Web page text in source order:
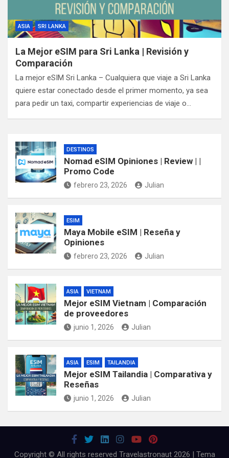
ASIA SRI LANKA
La Mejor eSIM para Sri Lanka | Revisión y
Comparación
La mejor eSIM Sri Lanka – Cualquiera que viaje a Sri Lanka
quiere estar conectado desde el primer momento, ya sea
para pedir un taxi, compartir experiencias de viaje o…
DESTINOS
Nomad eSIM Opiniones | Review | |
Promo Code
febrero 23, 2026 Julian
ESIM
Maya Mobile eSIM | Reseña y
Opiniones
febrero 23, 2026 Julian
ASIA VIETNAM
Mejor eSIM Vietnam | Comparación
de proveedores
junio 1, 2026 Julian
ASIA ESIM TAILANDIA
Mejor eSIM Tailandia | Comparativa y
Reseñas
junio 1, 2026 Julian
Copyright © All rights reserved Travelastronaut 2026 | Tema